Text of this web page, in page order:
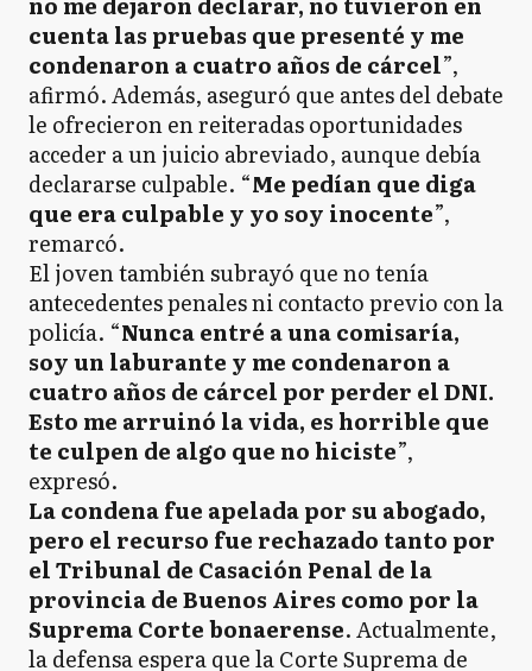
cuenta las pruebas que presenté y me
condenaron a cuatro años de cárcel”,
afirmó. Además, aseguró que antes del debate
le ofrecieron en reiteradas oportunidades
acceder a un juicio abreviado, aunque debía
declararse culpable. “Me pedían que diga
que era culpable y yo soy inocente”,
remarcó.
El joven también subrayó que no tenía
antecedentes penales ni contacto previo con la
policía. “Nunca entré a una comisaría,
soy un laburante y me condenaron a
cuatro años de cárcel por perder el DNI.
Esto me arruinó la vida, es horrible que
te culpen de algo que no hiciste”,
expresó.
La condena fue apelada por su abogado,
pero el recurso fue rechazado tanto por
el Tribunal de Casación Penal de la
provincia de Buenos Aires como por la
Suprema Corte bonaerense. Actualmente,
la defensa espera que la Corte Suprema de